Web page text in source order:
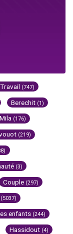
(747)
Berechit (1)
(176)
(219)
(3)
Couple (297)
(5037)
enfants (244)
Hassidout (4)